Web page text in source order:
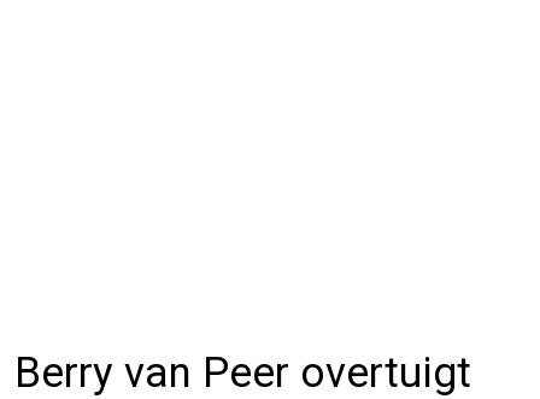
Berry van Peer overtuigt